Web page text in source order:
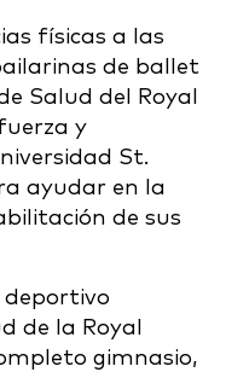
físicas a las
de ballet
Salud del Royal
y
St.
ayudar en la
de sus
deportivo
de la Royal
gimnasio,